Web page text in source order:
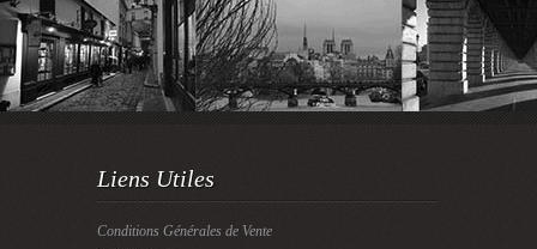
Liens Utiles
Conditions Générales de Vente